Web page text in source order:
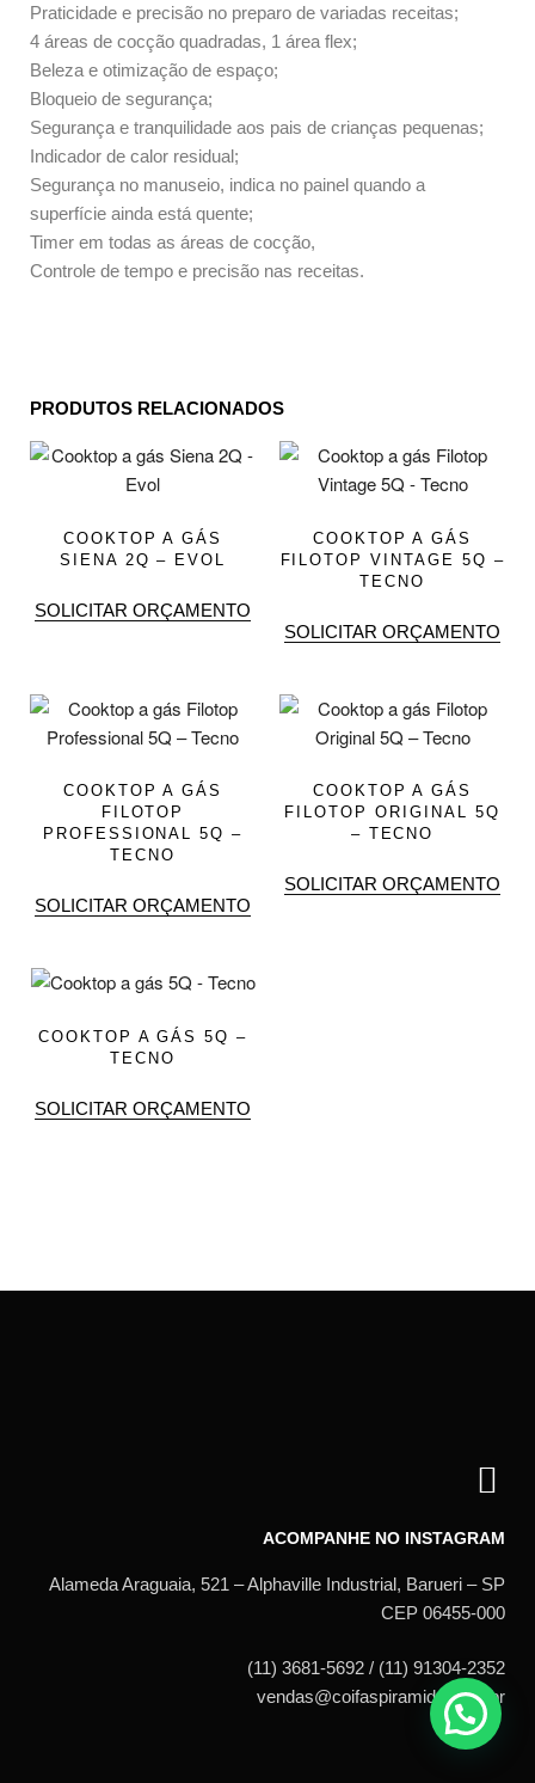
Praticidade e precisão no preparo de variadas receitas;
4 áreas de cocção quadradas, 1 área flex;
Beleza e otimização de espaço;
Bloqueio de segurança;
Segurança e tranquilidade aos pais de crianças pequenas;
Indicador de calor residual;
Segurança no manuseio, indica no painel quando a
superfície ainda está quente;
Timer em todas as áreas de cocção,
Controle de tempo e precisão nas receitas.
PRODUTOS RELACIONADOS
COOKTOP A GÁS
SIENA 2Q – EVOL
SOLICITAR ORÇAMENTO
COOKTOP A GÁS
FILOTOP VINTAGE 5Q –
TECNO
SOLICITAR ORÇAMENTO
COOKTOP A GÁS
FILOTOP
PROFESSIONAL 5Q –
TECNO
SOLICITAR ORÇAMENTO
COOKTOP A GÁS
FILOTOP ORIGINAL 5Q
– TECNO
SOLICITAR ORÇAMENTO
COOKTOP A GÁS 5Q –
TECNO
SOLICITAR ORÇAMENTO
ACOMPANHE NO INSTAGRAM
Alameda Araguaia, 521 – Alphaville Industrial, Barueri – SP
CEP 06455-000
(11) 3681-5692 / (11) 91304-2352
vendas@coifaspiramide.com.br